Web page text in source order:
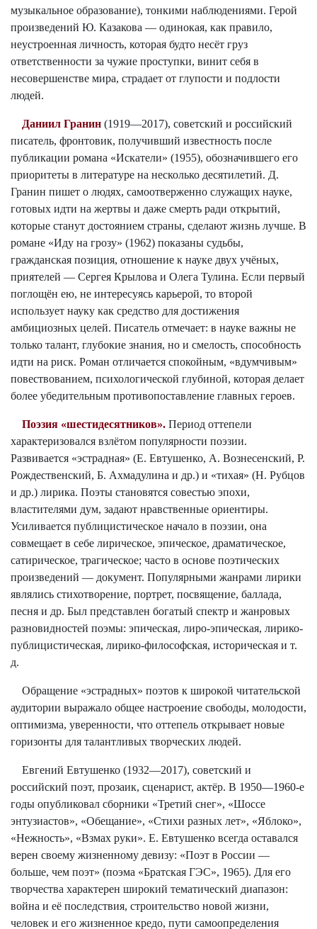
музыкальное образование), тонкими наблюдениями. Герой
произведений Ю. Казакова — одинокая, как правило,
неустроенная личность, которая будто несёт груз
ответственности за чужие проступки, винит себя в
несовершенстве мира, страдает от глупости и подлости
людей.
Даниил Гранин (1919—2017), советский и российский
писатель, фронтовик, получивший известность после
публикации романа «Искатели» (1955), обозначившего его
приоритеты в литературе на несколько десятилетий. Д.
Гранин пишет о людях, самоотверженно служащих науке,
готовых идти на жертвы и даже смерть ради открытий,
которые станут достоянием страны, сделают жизнь лучше. В
романе «Иду на грозу» (1962) показаны судьбы,
гражданская позиция, отношение к науке двух учёных,
приятелей — Сергея Крылова и Олега Тулина. Если первый
поглощён ею, не интересуясь карьерой, то второй
использует науку как средство для достижения
амбициозных целей. Писатель отмечает: в науке важны не
только талант, глубокие знания, но и смелость, способность
идти на риск. Роман отличается спокойным, «вдумчивым»
повествованием, психологической глубиной, которая делает
более убедительным противопоставление главных героев.
Поэзия «шестидесятников». Период оттепели
характеризовался взлётом популярности поэзии.
Развивается «эстрадная» (Е. Евтушенко, А. Вознесенский, Р.
Рождественский, Б. Ахмадулина и др.) и «тихая» (Н. Рубцов
и др.) лирика. Поэты становятся совестью эпохи,
властителями дум, задают нравственные ориентиры.
Усиливается публицистическое начало в поэзии, она
совмещает в себе лирическое, эпическое, драматическое,
сатирическое, трагическое; часто в основе поэтических
произведений — документ. Популярными жанрами лирики
являлись стихотворение, портрет, посвящение, баллада,
песня и др. Был представлен богатый спектр и жанровых
разновидностей поэмы: эпическая, лиро-эпическая, лирико-
публицистическая, лирико-философская, историческая и т.
д.
Обращение «эстрадных» поэтов к широкой читательской
аудитории выражало общее настроение свободы, молодости,
оптимизма, уверенности, что оттепель открывает новые
горизонты для талантливых творческих людей.
Евгений Евтушенко (1932—2017), советский и
российский поэт, прозаик, сценарист, актёр. В 1950—1960-е
годы опубликовал сборники «Третий снег», «Шоссе
энтузиастов», «Обещание», «Стихи разных лет», «Яблоко»,
«Нежность», «Взмах руки». Е. Евтушенко всегда оставался
верен своему жизненному девизу: «Поэт в России —
больше, чем поэт» (поэма «Братская ГЭС», 1965). Для его
творчества характерен широкий тематический диапазон:
война и её последствия, строительство новой жизни,
человек и его жизненное кредо, пути самоопределения